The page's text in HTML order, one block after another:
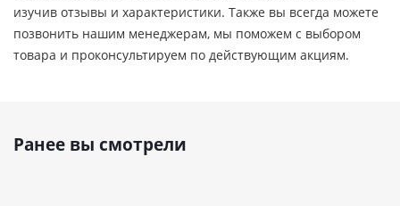
изучив отзывы и характеристики. Также вы всегда можете
позвонить нашим менеджерам, мы поможем с выбором
товара и проконсультируем по действующим акциям.
Ранее вы смотрели